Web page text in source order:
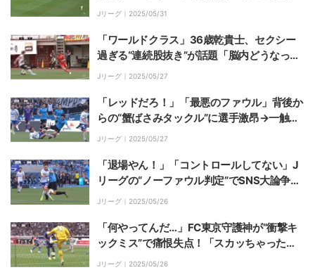
じでスーパーすぎる」相手を出し抜く華麗な
Jリーグ｜ 2025/05/31
「ワールドクラス」36歳乾貴士、セクシー
過ぎる“連続股抜き”が話題「脳内どうなって
るん」ワンタッチトラップで股抜き→股抜き
Jリーグ｜ 2025/05/27
「レッドだろ！」「最悪のファウル」背後か
らの“蟹ばさみタックル”に選手激昂→一触即
発「めっちゃ怖い」カード覚悟の危険スライ
Jリーグ｜ 2025/05/27
「退場やん！」「コントロールしてない」J
リーグの“ノーファウル判定”でSNS大論争
「高井DOGSOやろ」「全条件を満たしてな
Jリーグ｜ 2025/05/26
「何やってんだ…」FC東京守護神が“衝撃キ
ックミス”で痛恨失点！「スカッちゃった
ね…」「擁護できん」「定期的にポカする」
Jリーグ｜ 2025/05/26